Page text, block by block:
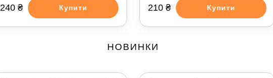
240 ₴ Купити 210 ₴ Купити
НОВИНКИ